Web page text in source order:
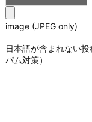
image (JPEG only)
日本語が含まれない
パム対策）